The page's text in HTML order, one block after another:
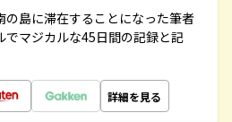
の島に滞在することになった筆者
マジカルな45日間の記録と記
詳細を見る